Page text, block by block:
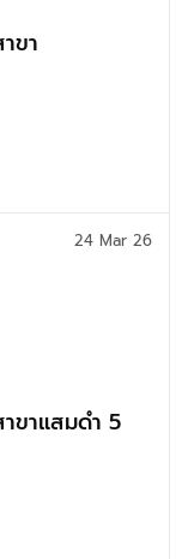
ขา
ขาแสมดำ 5
24 Mar 26